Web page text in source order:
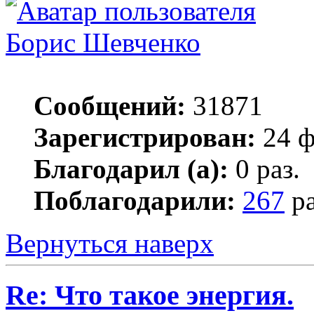
Борис Шевченко
Сообщений: 31871
Зарегистрирован: 24
Благодарил (а): 0 раз.
Поблагодарили: 267
Вернуться наверх
Re: Что такое энергия.